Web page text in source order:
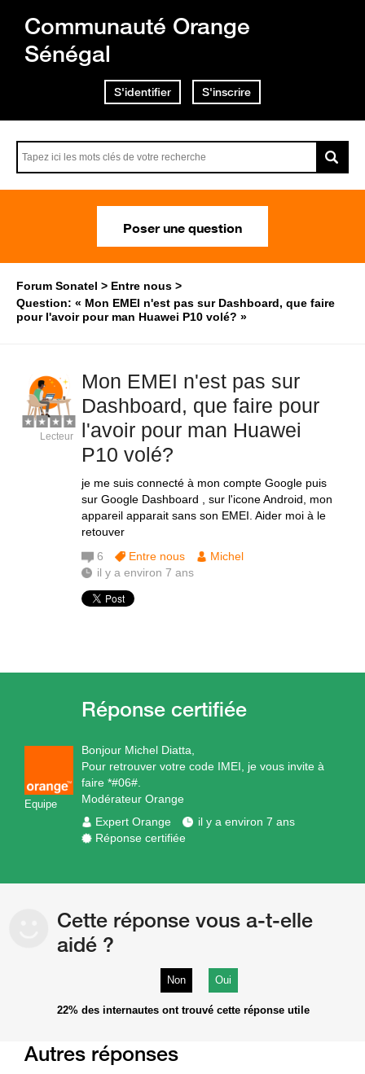
Communauté Orange
Sénégal
S'identifier S'inscrire
Poser une question
Forum Sonatel
Entre nous
Question: « Mon EMEI n'est pas sur Dashboard, que faire
pour l'avoir pour man Huawei P10 volé? »
Mon EMEI n'est pas sur
Dashboard, que faire pour
l'avoir pour man Huawei
P10 volé?
je me suis connecté à mon compte Google puis
sur Google Dashboard , sur l'icone Android, mon
appareil apparait sans son EMEI. Aider moi à le
retouver
Lecteur
6 Entre nous
Michel
il y a environ 7 ans
Equipe
Bonjour Michel Diatta,
Pour retrouver votre code IMEI, je vous invite à
faire *#06#.
Modérateur Orange
Expert Orange
il y a environ 7 ans
Réponse certifiée
Cette réponse vous a-t-elle
aidé ?
Non Oui
22% des internautes ont trouvé cette réponse utile
Autres réponses